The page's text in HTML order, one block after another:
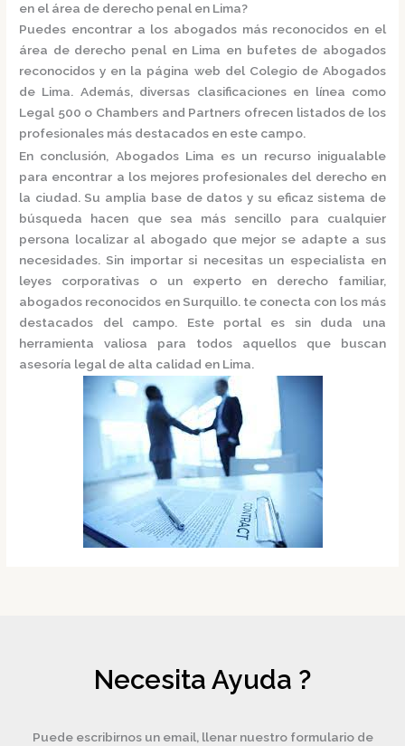
en el área de derecho penal en Lima?
Puedes encontrar a los abogados más reconocidos en el
área de derecho penal en Lima en bufetes de abogados
reconocidos y en la página web del Colegio de Abogados
de Lima. Además, diversas clasificaciones en línea como
Legal 500 o Chambers and Partners ofrecen listados de los
profesionales más destacados en este campo.
En conclusión, Abogados Lima es un recurso inigualable
para encontrar a los mejores profesionales del derecho en
la ciudad. Su amplia base de datos y su eficaz sistema de
búsqueda hacen que sea más sencillo para cualquier
persona localizar al abogado que mejor se adapte a sus
necesidades. Sin importar si necesitas un especialista en
leyes corporativas o un experto en derecho familiar,
abogados reconocidos en Surquillo. te conecta con los más
destacados del campo. Este portal es sin duda una
herramienta valiosa para todos aquellos que buscan
asesoría legal de alta calidad en Lima.
Necesita Ayuda ?
Puede escribirnos un email, llenar nuestro formulario de